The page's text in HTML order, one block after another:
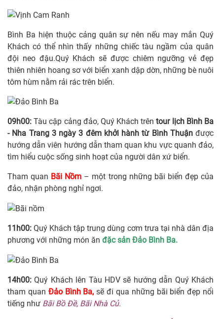
Bình Ba hiện thuộc cảng quân sự nên nếu may mắn Quý
Khách có thể nhìn thấy những chiếc tàu ngầm của quân
đội neo đậu.Quý Khách sẽ được chiêm ngưỡng vẻ đẹp
thiên nhiên hoang sơ với biển xanh dập dờn, những bè nuôi
tôm hùm nằm rải rác trên biển.
09h00: Tàu cập cảng đảo, Quý Khách trêntour lịch Bình Ba
- Nha Trang 3 ngày 3 đêm khởi hành từ Bình Thuậnđược
hướng dẫn viên hướng dẫn tham quan khu vực quanh đảo,
tìm hiểu cuộc sống sinh hoạt của người dân xứ biển.
Tham quan Bãi Nồm – một trong những bãi biển đẹp của
đảo, nhận phòng nghỉ ngơi.
11h00: Quý Khách tập trung dùng cơm trưa tại nhà dân địa
phương với những món ăn đặc sản Đảo Bình Ba.
14h00:Quý Khách lên Tàu HDV sẽ hướng dẫn Quý Khách
tham quan Đảo Bình Ba, sẽ đi qua những bãi biển đẹp nổi
tiếng như Bãi Bồ Đề, Bãi Nhà Củ.